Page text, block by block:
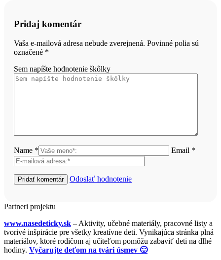
Pridaj komentár
Vaša e-mailová adresa nebude zverejnená. Povinné polia sú
označené *
Sem napíšte hodnotenie škôlky
Name * Email *
Odoslať hodnotenie
Partneri projektu
www.nasedeticky.sk – Aktivity, učebné materiály, pracovné listy a
tvorivé inšpirácie pre všetky kreatívne deti. Vynikajúca stránka plná
materiálov, ktoré rodičom aj učiteľom pomôžu zabaviť deti na dlhé
hodiny. Vyčarujte deťom na tvári úsmev 🙂